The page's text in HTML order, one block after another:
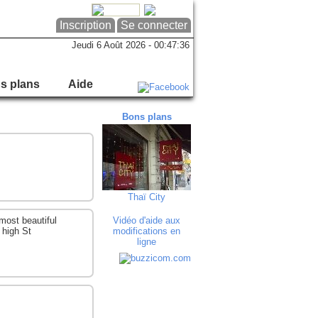
Inscription Se connecter
Jeudi 6 Août 2026 - 00:47:36
plans Aide
Bons plans
Thaï City
Vidéo d'aide aux
modifications en
ligne
beautiful
St